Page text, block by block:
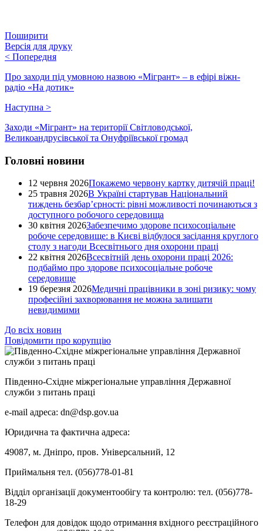
Поширити
Версія для друку
< Попередня
Про заходи під умовною назвою «Мігрант» – в ефірі віжн-
радіо «На дотик»
Наступна >
Заходи «Мігрант» на території Світловодської,
Великоандрусівської та Онуфріївської громад
Головні новини
12 червня 2026Покажемо червону картку дитячій праці!
25 травня 2026В Україні стартував Національний
тиждень безбар’єрності: рівні можливості починаються з
доступного робочого середовища
30 квітня 2026Забезпечимо здорове психосоціальне
робоче середовище: в Києві відбулося засідання круглого
столу з нагоди Всесвітнього дня охорони праці
22 квітня 2026Всесвітній день охорони праці 2026:
подбаймо про здорове психосоціальне робоче
середовище
19 березня 2026Медичні працівники в зоні ризику: чому
професійні захворювання не можна залишати
невидимими
До всіх новин
Повідомити про корупцію
Південно-Східне міжрегіональне управління Державної
служби з питань праці
e-mail адреса: dn@dsp.gov.ua
Юридична та фактична адреса:
49087, м. Дніпро, пров. Універсальний, 12
Приймальня тел. (056)778-01-81
Відділ організації документообігу та контролю: тел. (056)778-
18-29
Телефон для довідок щодо отримання вхідного реєстраційного